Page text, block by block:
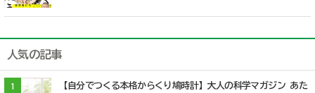
人気の記事
1
【自分でつくる本格からくり鳩時計】大人の科学マガジン あた